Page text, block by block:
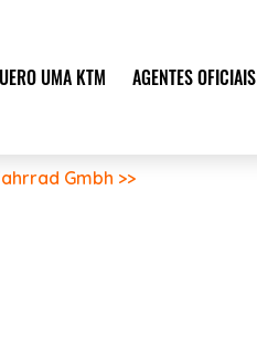
UMA KTM AGENTES OFICIAIS
Gmbh >>